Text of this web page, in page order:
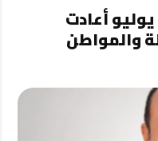
مصطفى أبو بكر: ثورة 23 يوليو أعادت
والمواطن